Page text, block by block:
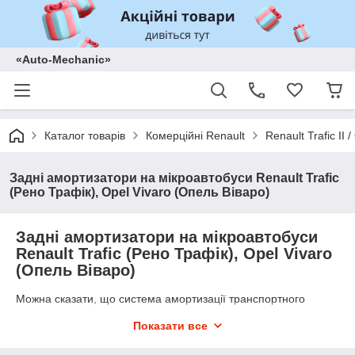
«Auto-Mechanic»
Каталог товарів Комерційні Renault Renault Trafic II
Задні амортизатори на мікроавтобуси Renault Trafic
(Рено Трафік), Opel Vivaro (Опель Віваро)
Задні амортизатори на мікроавтобуси
Renault Trafic (Рено Трафік), Opel Vivaro
(Опель Віваро)
Можна сказати, що система амортизації транспортного
амортизаційна система здійснює гасіння ударів і коливань.
Показати все